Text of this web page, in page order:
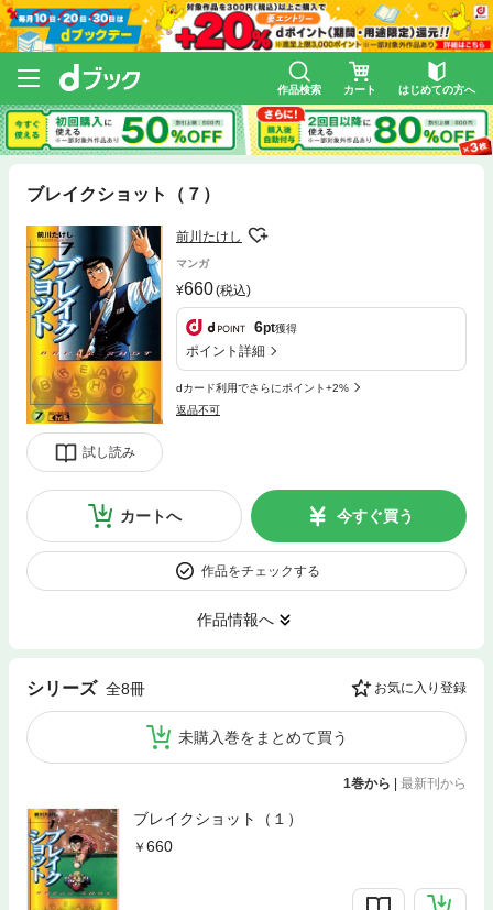
作品検索 カート はじめての方へ
ブレイクショット（７）
試し読み
前川たけし
マンガ
660(税込)
6pt獲得
ポイント詳細
dカード利用でさらにポイント+2%
返品不可
カートへ 今すぐ買う
作品をチェックする
作品情報へ
シリーズ 全8冊 お気に入り登録
未購入巻をまとめて買う
1巻から | 最新刊から
ブレイクショット（１）
660